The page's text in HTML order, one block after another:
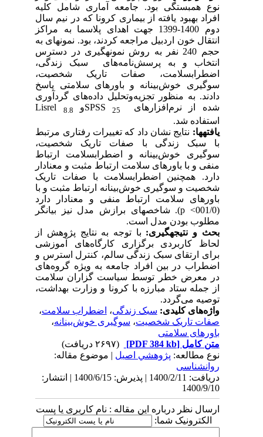
نوع همبستگی بود. جامعه آماری شامل کلیه
افراد بهبود یافته از بیماری کرونا که در نیم سال
دوم 1400-1399 جهت اهدای پلاسما به مراکز
انتقال خون اردبیل مراجعه کردند، بود. نمونه­ای به
حجم 240 نفر به روش نمونه­گیری در دسترس
انتخاب و به پرسش‌نامه­‌های ­ سبک زندگی،
اضطراب­سلامت، صفات تاریک شخصیت،
سوگیری خوش‌بینانه و باورهای سلامتی پاسخ
دادند. به منظور تجزیه‌وتحلیل داده‌های گردآوری
شده از نرم‌افزارهای
SPSS25 و8.8
Lisrel
استفاده شد.
یافته­ها:نتایج نشان داد که تغییرات رفتاری مرتبط
با سبک زندگی با صفات تاریک شخصیت،
سوگیری خوش‌بینانه و اضطراب­سلامت ارتباط
منفی و با باورهای سلامت ارتباط مثبت و معنادار
دارد. همچنین اضطراب­سلامت با صفات تاریک
شخصیت و سوگیری خوش‌بینانه ارتباط مثبت و با
باورهای سلامت ارتباط منفی و معنادار دارد
<
p ). شاخص­های برازش مدل نیز بیانگر
مطلوب بودن مدل است.
بحث و نتیجه­گیری:با توجه به نتایج پژوهش از
لحاظ کاربردی برگزاری کارگاه‌های آموزشی
برای ارتقای سبک زندگی سالم، کنترل استرس و
اضطراب در بین افراد جامعه به ویژه گروه‌های
در معرض خطر توسط سیاست گزاران سلامت
از جمله ستاد مبارزه با کرونا و وزارت بهداشت،
توصیه می‌گردد.
واژه‌های کلیدی:سبک زندگی،اضطراب سلامت،
صفات تاریک شخصیت،سوگیری خوش‌بینانه،
باورهای سلامتی
متن کامل[PDF 384 kb]
نوع مطالعه:پژوهشي اصیل| موضوع مقاله:
روانشناسی
دریافت: 1400/2/11 | پذیرش: 1400/6/15 | انتشار:
1400/9/10
ارسال نظر درباره این مقاله : نام کاربری یا پست
الکترونیک شما: